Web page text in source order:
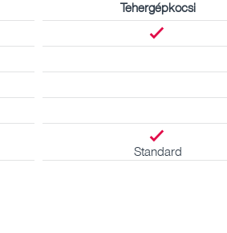
Tehergépkocsi
Standard